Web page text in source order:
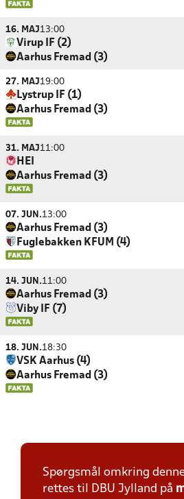
16. MAJ13:00
Virup IF (2)
Aarhus Fremad (3)
27. MAJ19:00
Lystrup IF (1)
Aarhus Fremad (3)
31. MAJ11:00
HEI
Aarhus Fremad (3)
07. JUN.13:00
Aarhus Fremad (3)
Fuglebakken KFUM (4)
14. JUN.11:00
Aarhus Fremad (3)
Viby IF (7)
18. JUN.18:30
VSK Aarhus (4)
Aarhus Fremad (3)
Spørgsmål omkring
rettes til DBU Jylland på